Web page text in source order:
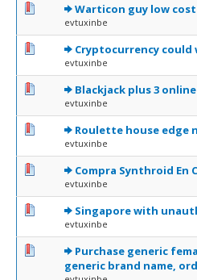
Warticon guy low cost
evtuxinbe
0 Votes - 0 sur 5 en
12345
Cryptocurrency
evtuxinbe
0 Votes - 0 sur 5 en
1 2345
Blackjack plus 3
evtuxinbe
0 Votes - 0 sur 5 en
1 2345
Roulette house edge
evtuxinbe
0 Votes - 0 sur 5 en
1 2345
Compra Synthroid En
evtuxinbe
0 Votes - 0 sur 5 en
123 45
Singapore with
evtuxinbe
0 Votes - 0 sur 5 en
1 2345
Purchase generic
generic brand name, ord
0 Votes - 0 sur 5 en
12 345